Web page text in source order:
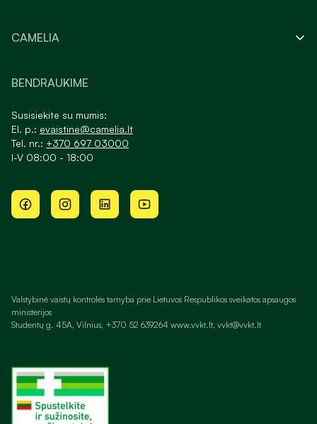
CAMELIA
BENDRAUKIME
Susisiekite su mumis:
El. p.: evaistine@camelia.lt
Tel. nr.: +370 697 03000
I-V 08:00 - 18:00
Valstybinė vaistų kontrolės tarnyba prie Lietuvos Respublikos sveikatos apsaugos
ministerijos
Studentų g. 45A, Vilnius, +370 52 639264 www.vvkt.lt, vvkt@vvkt.lt